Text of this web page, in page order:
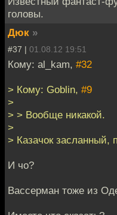
головы.
Дюк »
#37 | 01.08.12 19:51
Кому: al_kam, #32
> Кому: Goblin, #9
>
> > Вообще никакой.
>
> Казачок
И чо?
Вассерман тоже из